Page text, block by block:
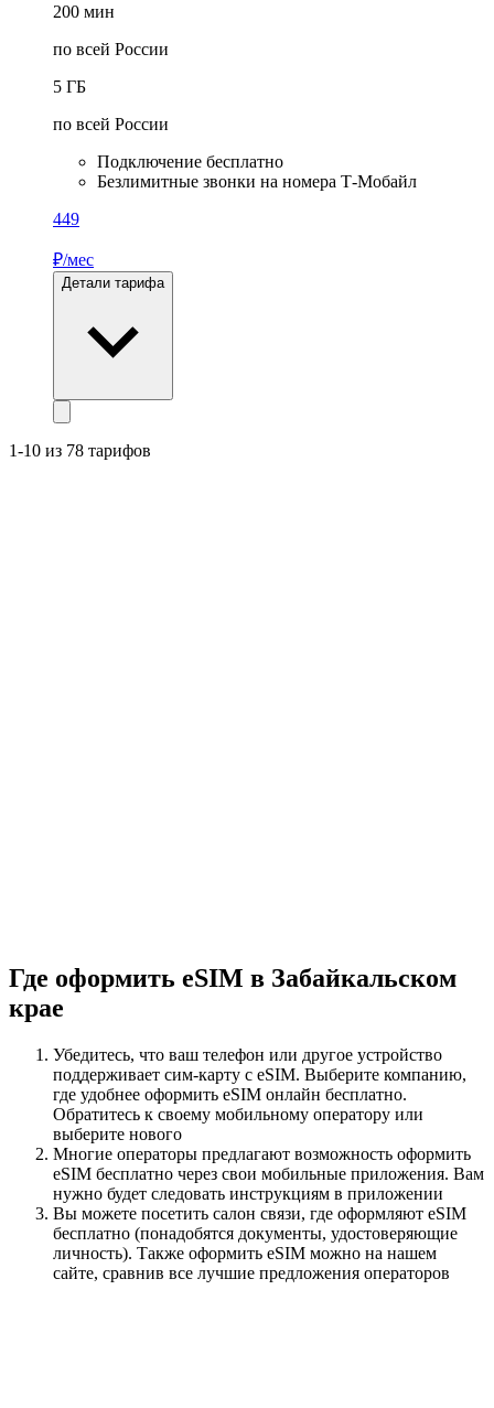
200 мин
по всей России
5 ГБ
по всей России
Подключение бесплатно
Безлимитные звонки на номера Т‑Мобайл
449
₽/мес
Детали тарифа
1-10 из 78 тарифов
Где оформить eSIM в Забайкальском
крае
Убедитесь, что ваш телефон или другое устройство
поддерживает сим-карту с eSIM. Выберите компанию,
где удобнее оформить eSIM онлайн бесплатно.
Обратитесь к своему мобильному оператору или
выберите нового
Многие операторы предлагают возможность оформить
eSIM бесплатно через свои мобильные приложения. Вам
нужно будет следовать инструкциям в приложении
Вы можете посетить салон связи, где оформляют eSIM
бесплатно (понадобятся документы, удостоверяющие
личность). Также оформить eSIM можно на нашем
сайте, сравнив все лучшие предложения операторов